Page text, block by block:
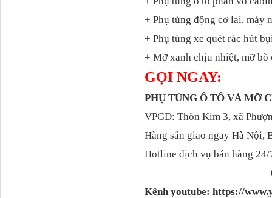
+ Phụ tùng động cơ lai, máy
+ Phụ tùng xe quét rác hút
+ Mỡ xanh chịu nhiệt, mỡ
GỌI NGAY:
PHỤ TÙNG Ô TÔ VÀ MỠ
VPGD: Thôn Kim 3, xã
Hàng sẵn giao ngay Hà Nội,
Hotline dịch vụ bán hàng 24/
Kênh youtube: https://